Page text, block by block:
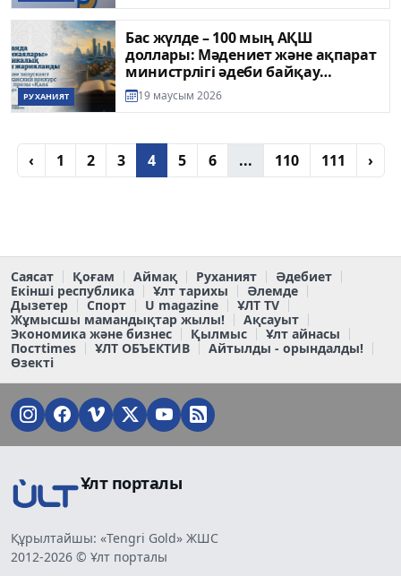
РУХАНИЯТ
Бас жүлде – 100 мың АҚШ
доллары: Мәдениет және ақпарат
министрлігі әдеби байқау
жариялады
19 маусым 2026
‹ 1 2 3 4 5 6 ... 110 111 ›
Саясат Қоғам Аймақ Руханият
Әдебиет
Екінші республика
Ұлт тарихы
Әлемде
Дызетер
Спорт U magazine
ҰЛТ TV
Жұмысшы мамандықтар жылы!
Ақсауыт
Экономика және бизнес
Қылмыс
Ұлт айнасы
Постtimes
ҰЛТ ОБЪЕКТИВ
Айтылды - орындалды!
Өзекті
Ұлт порталы
Құрылтайшы: «Tengri Gold» ЖШС
2012-2026 © Ұлт порталы